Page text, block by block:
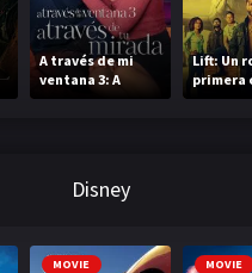
A través de mi
ventana 3: A
través de tu
Lift: Un
primera
Disney
MOVIE MOVIE